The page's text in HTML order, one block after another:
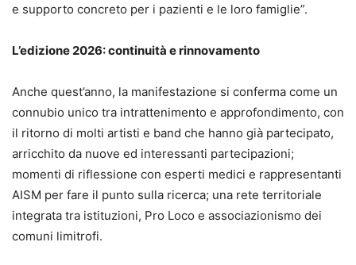
e supporto concreto per i pazienti e le loro famiglie”.
L’edizione 2026: continuità e rinnovamento
Anche quest’anno, la manifestazione si conferma come un
connubio unico tra intrattenimento e approfondimento, con
il ritorno di molti artisti e band che hanno già partecipato,
arricchito da nuove ed interessanti partecipazioni;
momenti di riflessione con esperti medici e rappresentanti
AISM per fare il punto sulla ricerca; una rete territoriale
integrata tra istituzioni, Pro Loco e associazionismo dei
comuni limitrofi.